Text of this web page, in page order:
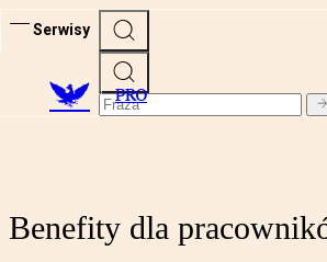
Serwisy
PRO
Benefity dla